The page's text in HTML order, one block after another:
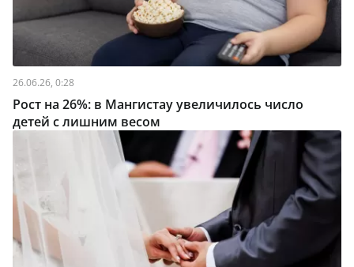
26.06.26, 0:28
Рост на 26%: в Мангистау увеличилось число
детей с лишним весом